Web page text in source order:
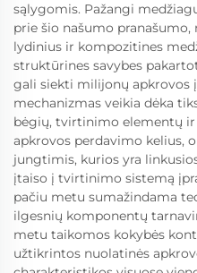
sąlygomis. Pažangi
prie šio našumo
lydinius ir kompozitines
struktūrines savybes
gali siekti milijonų apkrovos
mechanizmas veikia dėka
bėgių, tvirtinimo elementų ir
apkrovos perdavimo kelius,
jungtimis, kurios yra
įtaiso į tvirtinimo sistemą
pačiu metu sumažindama
ilgesnių komponentų
metu taikomos kokybės
užtikrintos nuolatinės